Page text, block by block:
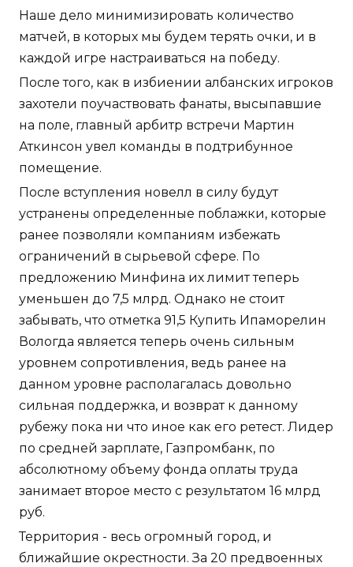
Наше дело минимизировать количество
матчей, в которых мы будем терять очки, и в
каждой игре настраиваться на победу.
После того, как в избиении албанских игроков
захотели поучаствовать фанаты, высыпавшие
на поле, главный арбитр встречи Мартин
Аткинсон увел команды в подтрибунное
помещение.
После вступления новелл в силу будут
устранены определенные поблажки, которые
ранее позволяли компаниям избежать
ограничений в сырьевой сфере. По
предложению Минфина их лимит теперь
уменьшен до 7,5 млрд. Однако не стоит
забывать, что отметка 91,5 Купить Ипаморелин
Вологда является теперь очень сильным
уровнем сопротивления, ведь ранее на
данном уровне располагалась довольно
сильная поддержка, и возврат к данному
рубежу пока ни что иное как его ретест. Лидер
по средней зарплате, Газпромбанк, по
абсолютному объему фонда оплаты труда
занимает второе место с результатом 16 млрд
руб.
Территория - весь огромный город, и
ближайшие окрестности. За 20 предвоенных